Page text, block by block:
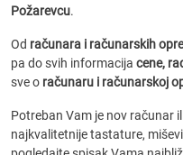
Požarevcu.
Od računara i računarskih
pa do svih informacija cene,
sve o računaru i računarskoj
Potreban Vam je nov računar
najkvalitetnije tastature,